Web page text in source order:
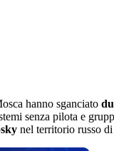
hanno sganciato
senza pilota e
nel territorio russo